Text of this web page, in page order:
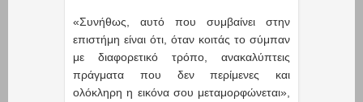
«Συνήθως, αυτό που συμβαίνει στην
επιστήμη είναι ότι, όταν κοιτάς το σύμπαν
με διαφορετικό τρόπο, ανακαλύπτεις
πράγματα που δεν περίμενες και
ολόκληρη η εικόνα σου μεταμορφώνεται»,